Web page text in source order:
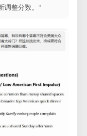
调整分数。"